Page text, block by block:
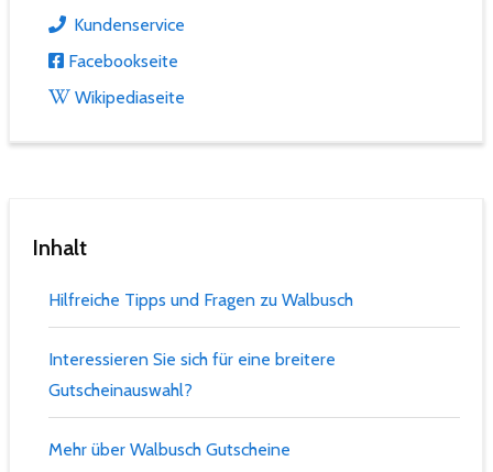
Kundenservice
Facebookseite
Wikipediaseite
Inhalt
Hilfreiche Tipps und Fragen zu Walbusch
Interessieren Sie sich für eine breitere
Gutscheinauswahl?
Mehr über Walbusch Gutscheine